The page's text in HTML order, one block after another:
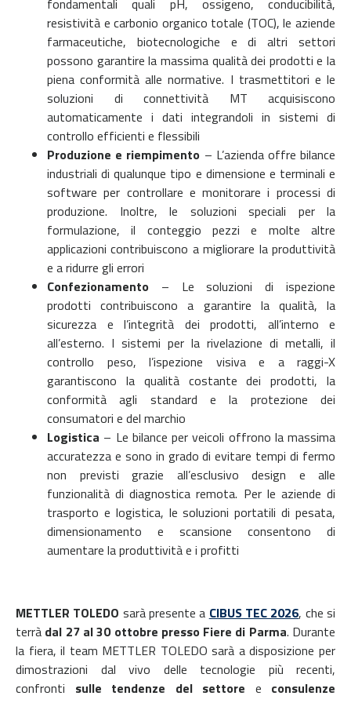
fondamentali quali pH, ossigeno, conducibilità,
resistività e carbonio organico totale (TOC), le aziende
farmaceutiche, biotecnologiche e di altri settori
possono garantire la massima qualità dei prodotti e la
piena conformità alle normative. I trasmettitori e le
soluzioni di connettività MT acquisiscono
automaticamente i dati integrandoli in sistemi di
controllo efficienti e flessibili
Produzione e riempimento – L’azienda offre bilance
industriali di qualunque tipo e dimensione e terminali e
software per controllare e monitorare i processi di
produzione. Inoltre, le soluzioni speciali per la
formulazione, il conteggio pezzi e molte altre
applicazioni contribuiscono a migliorare la produttività
e a ridurre gli errori
Confezionamento – Le soluzioni di ispezione
prodotti contribuiscono a garantire la qualità, la
sicurezza e l’integrità dei prodotti, all’interno e
all’esterno. I sistemi per la rivelazione di metalli, il
controllo peso, l’ispezione visiva e a raggi-X
garantiscono la qualità costante dei prodotti, la
conformità agli standard e la protezione dei
consumatori e del marchio
Logistica – Le bilance per veicoli offrono la massima
accuratezza e sono in grado di evitare tempi di fermo
non previsti grazie all’esclusivo design e alle
funzionalità di diagnostica remota. Per le aziende di
trasporto e logistica, le soluzioni portatili di pesata,
dimensionamento e scansione consentono di
aumentare la produttività e i profitti
METTLER TOLEDO sarà presente a CIBUS TEC 2026, che si
terrà dal 27 al 30 ottobre presso Fiere di Parma. Durante
la fiera, il team METTLER TOLEDO sarà a disposizione per
dimostrazioni dal vivo delle tecnologie più recenti,
confronti sulle tendenze del settore e consulenze